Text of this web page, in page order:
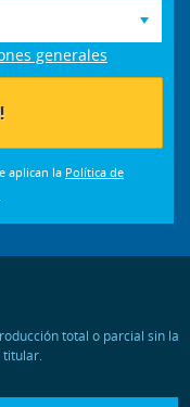
generales
aplican la Política de
total o parcial sin la